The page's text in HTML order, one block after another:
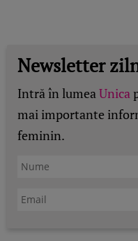
Newsletter
Intră în lumeaUnica
mai importante
feminin.